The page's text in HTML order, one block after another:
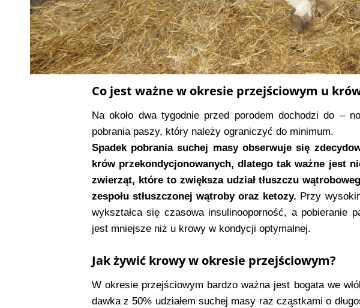
Co jest ważne w okresie przejściowym u
Na około dwa tygodnie przed porodem dochodzi do –
pobrania paszy, który należy ograniczyć do minimum.
Spadek pobrania suchej masy obserwuje się
krów przekondycjonowanych, dlatego tak ważne jest
zwierząt, które to zwiększa udział tłuszczu
zespołu stłuszczonej wątroby oraz ketozy. Przy
wykształca się czasowa insulinooporność, a pobieranie
jest mniejsze niż u krowy w kondycji optymalnej.
Jak żywić krowy w okresie przejściowym?
W okresie przejściowym bardzo ważna jest bogata we
dawka z 50% udziałem suchej masy raz cząstkami o